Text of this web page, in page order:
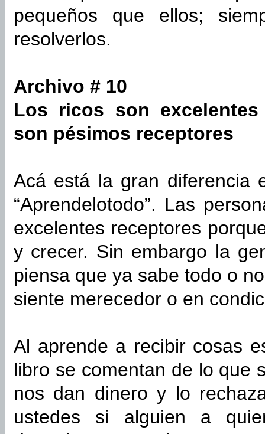
pequeños que ellos;
resolverlos.
Archivo # 10
Los ricos son
son pésimos receptores
Acá está la gran diferencia
“Aprendelotodo”. Las
excelentes receptores
y crecer. Sin embargo la
piensa que ya sabe todo o
siente merecedor o en
Al aprende a recibir cosas
libro se comentan de lo que
nos dan dinero y lo
ustedes si alguien a